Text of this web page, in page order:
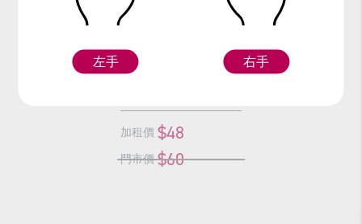
編號：9640
F
加租價 $48
門市價 $60
左手 右手